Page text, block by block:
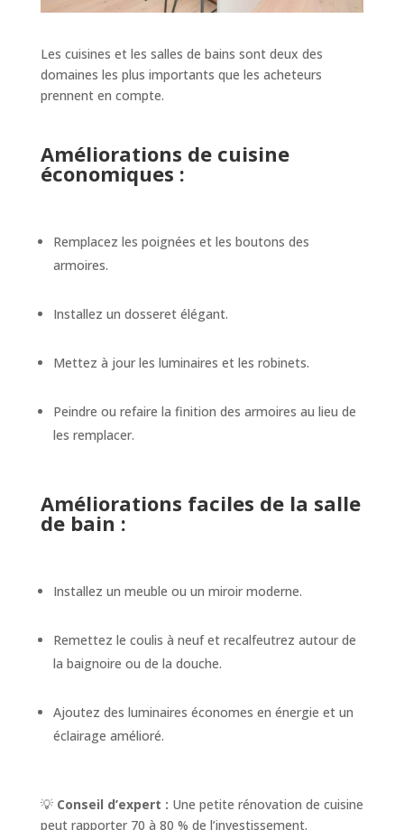
Les cuisines et les salles de bains sont deux des
domaines les plus importants que les acheteurs
prennent en compte.
Améliorations de cuisine
économiques :
Remplacez les poignées et les boutons des
armoires.
Installez un dosseret élégant.
Mettez à jour les luminaires et les robinets.
Peindre ou refaire la finition des armoires au lieu de
les remplacer.
Améliorations faciles de la salle
de bain :
Installez un meuble ou un miroir moderne.
Remettez le coulis à neuf et recalfeutrez autour de
la baignoire ou de la douche.
Ajoutez des luminaires économes en énergie et un
éclairage amélioré.
💡 Conseil d’expert : Une petite rénovation de cuisine
peut rapporter 70 à 80 % de l’investissement.